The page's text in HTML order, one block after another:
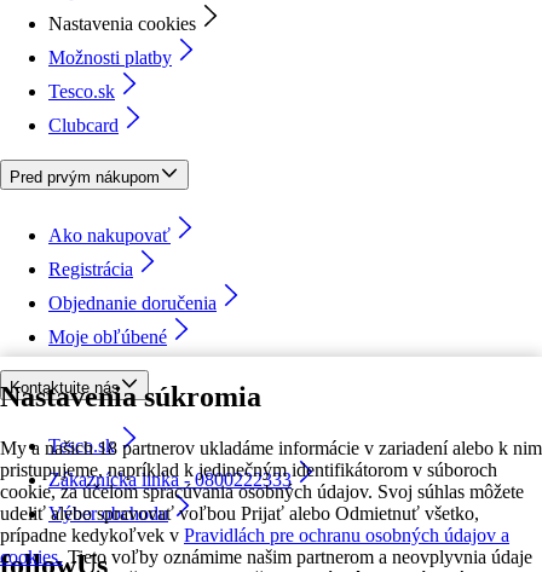
Nastavenia súkromia
My a našich 18 partnerov ukladáme informácie v zariadení alebo k nim
pristupujeme, napríklad k jedinečným identifikátorom v súboroch
cookie, za účelom spracúvania osobných údajov. Svoj súhlas môžete
udeliť alebo spravovať voľbou Prijať alebo Odmietnuť všetko,
prípadne kedykoľvek v Pravidlách pre ochranu osobných údajov a
cookies. Tieto voľby oznámime našim partnerom a neovplyvnia údaje
Nastavenia cookies
Možnosti platby
Tesco.sk
Clubcard
Pred prvým nákupom
Ako nakupovať
Registrácia
Objednanie doručenia
Moje obľúbené
Kontaktujte nás
Tesco.sk
Zákaznícka linka - 0800222333
Výber obchodu
followUs